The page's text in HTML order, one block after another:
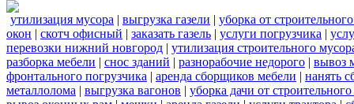
утилизация мусора | выгрузка газели | уборка от
окон | скотч офисный | заказать газель | услуги погрузчика |
перевозки нижний новгород | утилизация строительного
разборка мебели | снос зданий | разнорабочие недорого | вывоз
фронтального погрузчика | аренда сборщиков мебели | нанять
металлолома | выгрузка вагонов | уборка дачи от